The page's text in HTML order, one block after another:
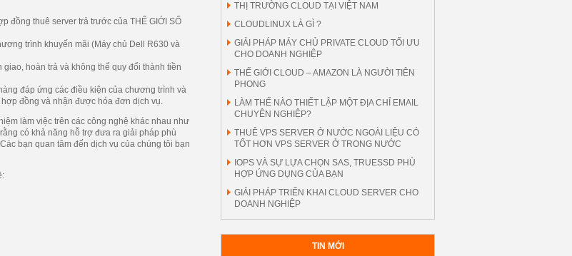
đồng thuê server trả trước của THẾ GIỚI SỐ
trình khuyến mãi (Máy chủ Dell R630 và
hoàn trả và không thể quy đổi thành tiền
đáp ứng các điều kiện của chương trình và
đồng và nhận được hóa đơn dịch vụ.
làm việc trên các công nghệ khác nhau như
có khả năng hỗ trợ đưa ra giải pháp phù
bạn quan tâm đến dịch vụ của chúng tôi bạn
THỊ TRƯỜNG CLOUD TẠI VIỆT NAM
CLOUDLINUX LÀ GÌ ?
GIẢI PHÁP MÁY CHỦ PRIVATE CLOUD TỐI ƯU
CHO DOANH NGHIỆP
THẾ GIỚI CLOUD – AMAZON LÀ NGƯỜI TIÊN
PHONG
LÀM THẾ NÀO THIẾT LẬP MỘT ĐỊA CHỈ EMAIL
CHUYÊN NGHIỆP?
THUÊ VPS SERVER Ở NƯỚC NGOÀI LIỆU CÓ
TỐT HƠN VPS SERVER Ở TRONG NƯỚC
IOPS VÀ SỰ LỰA CHỌN SAS, TRUESSD PHÙ
HỢP ỨNG DỤNG CỦA BẠN
GIẢI PHÁP TRIỂN KHAI CLOUD SERVER CHO
DOANH NGHIỆP
TIN MỚI